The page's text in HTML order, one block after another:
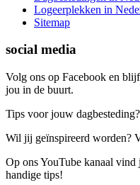
Logeerplekken in
Sitemap
social media
Volg ons op Facebook en
jou in de buurt.
Tips voor jouw
Wil jij geïnspireerd worden?
Op ons YouTube kanaal
handige tips!